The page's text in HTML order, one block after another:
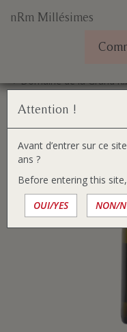
au
contenu
nRm Millésimes
êtes
ici :
Domaine de la
Attention !
Avant d’entrer sur ce
ans ?
Before entering this
OUI/YES
NON/